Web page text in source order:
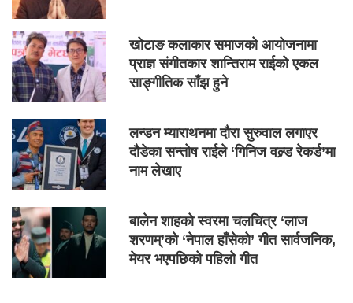
खोटाङ कलाकार समाजको आयोजनामा
प्राज्ञ संगीतकार शान्तिराम राईको एकल
साङ्गीतिक साँझ हुने
लन्डन म्याराथनमा दौरा सुरुवाल लगाएर
दौडेका सन्तोष राईले ‘गिनिज वल्र्ड रेकर्ड’मा
नाम लेखाए
बालेन शाहको स्वरमा चलचित्र ‘लाज
शरणम्’को ‘नेपाल हाँसेको’ गीत सार्वजनिक,
मेयर भएपछिको पहिलो गीत